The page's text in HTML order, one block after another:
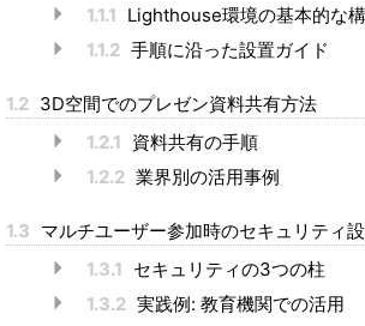
1.1.1 Lighthouse環境の基本的な
1.1.2 手順に沿った設置ガイド
1.2 3D空間でのプレゼン資料共有方法
1.2.1 資料共有の手順
1.2.2 業界別の活用事例
1.3 マルチユーザー参加時のセキュリティ
1.3.1 セキュリティの3つの柱
1.3.2 実践例: 教育機関での活用